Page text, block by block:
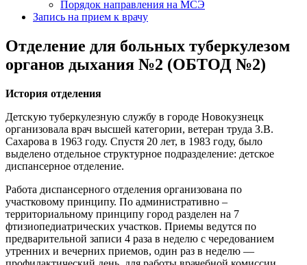
Порядок направления на МСЭ
Запись на прием к врачу
Отделение для больных туберкулезом
органов дыхания №2 (ОБТОД №2)
История отделения
Детскую туберкулезную службу в городе Новокузнецк
организовала врач высшей категории, ветеран труда З.В.
Сахарова в 1963 году. Спустя 20 лет, в 1983 году, было
выделено отдельное структурное подразделение: детское
диспансерное отделение.
Работа диспансерного отделения организована по
участковому принципу. По административно –
территориальному принципу город разделен на 7
фтизиопедиатрических участков. Приемы ведутся по
предварительной записи 4 раза в неделю с чередованием
утренних и вечерних приемов, один раз в неделю —